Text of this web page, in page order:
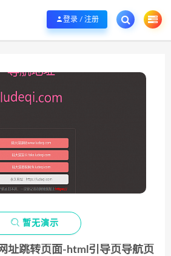
服务宗旨 履行“站长”责任，销售只是起点 服务永无
登录 / 注册
 暂无演示
址跳转页面-html引导页导航页